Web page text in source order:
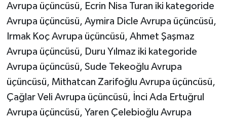
Avrupa üçüncüsü, Ecrin Nisa Turan iki kategoride
Avrupa üçüncüsü, Aymira Dicle Avrupa üçüncüsü,
Irmak Koç Avrupa üçüncüsü, Ahmet Şaşmaz
Avrupa üçüncüsü, Duru Yılmaz iki kategoride
Avrupa üçüncüsü, Sude Tekeoğlu Avrupa
üçüncüsü, Mithatcan Zarifoğlu Avrupa üçüncüsü,
Çağlar Veli Avrupa üçüncüsü, İnci Ada Ertuğrul
Avrupa üçüncüsü, Yaren Çelebioğlu Avrupa